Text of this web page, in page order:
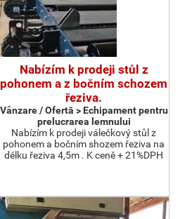
Nabízím k prodeji stůl z
pohonem a z bočním schozem
řeziva.
Vânzare / Ofertă > Echipament pentru
prelucrarea lemnului
Nabízím k prodeji válečkový stůl z
pohonem a bočním shozem řeziva na
délku řeziva 4,5m . K ceně + 21%DPH